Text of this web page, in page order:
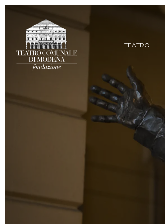
Skip
content
TEATRO